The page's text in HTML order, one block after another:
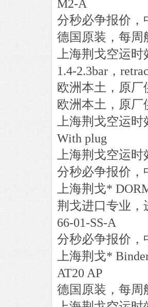
M2-A
分秒必争报价，
德国原装，每周
上海荆戈空运时
1.4-2.3bar，
欧洲本土，原厂
欧洲本土，原厂
上海荆戈空运时
With plug
上海荆戈空运时
分秒必争报价，
上海荆戈*
荆戈进口专业，
66-01-SS-A
分秒必争报价，
上海荆戈*
AT20 AP
德国原装，每周